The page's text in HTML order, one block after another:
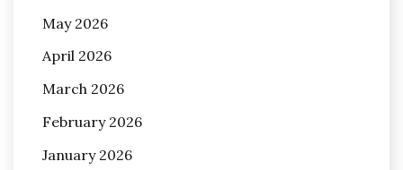
May 2026
April 2026
March 2026
February 2026
January 2026